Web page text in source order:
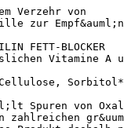
Verzehr von
Pille zur
FETT-BLOCKER
Vitamine A
Sorbitol*,
Spuren von